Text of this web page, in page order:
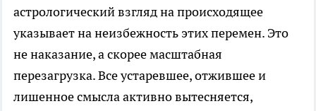
астрологический взгляд на происходящее
указывает на неизбежность этих перемен. Это
не наказание, а скорее масштабная
перезагрузка. Все устаревшее, отжившее и
лишенное смысла активно вытесняется,